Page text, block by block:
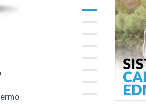
RASECO
SILOX FLEX
CAM